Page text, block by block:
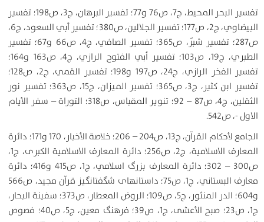
تفسير البحر المحيط، ج7، ص76 و77؛ تفسير البرهان، ج3، ص198؛ تفسير
البيضاوي، ج2، ص177؛ تفسير الجلالين، ص380؛ تفسير أبي السعود، ج6،
ص287؛ تفسير شبّر، ص365؛ تفسير الصافي، ج4، ص66 و67؛ تفسير
الطبري، ج19، ص103؛ تفسير أبي الفتوح الرازي، ج4، ص163 و164؛
تفسير الفخر الرازي، ج24، ص197 و198؛ تفسير القمي، ج2، ص128؛
تفسير ابن كثير، ج3، ص365؛ تفسير الميزان، ج15، ص363؛ تفسير نور
الثقلين، ج4، ص87 – 92؛ تنوير المقباس، ص318؛ التوراة – سفر الأيام
الاول -، ص542.
الجامع لأحكام القرآن، ج13، ص204 – 206؛ خلاصة الأخبار، 170 و171؛ دائرة
المعارف الاسلامية، ج2، ص256؛ دائرة المعارف الاسلامية الكبرى، ج1،
ص300 – 302؛ دائرة المعارف بزرگ اسلامي، ج1، ص415 و416؛ دائرة
معارف البستاني، ج1، ص75؛ داستانهاى شگفت‏انگيز قرآن مجيد، ص566
و604؛ الدر المنثور، ج5، ص109؛ الروض المعطار، ص373؛ سفينة البحار،
ج1، ص23؛ صبح الأعشى، ج1، ص39؛ فرهنگ معين، ج5، ص40؛ فصوص